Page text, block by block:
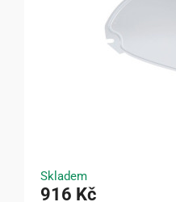
Skladem
916 Kč